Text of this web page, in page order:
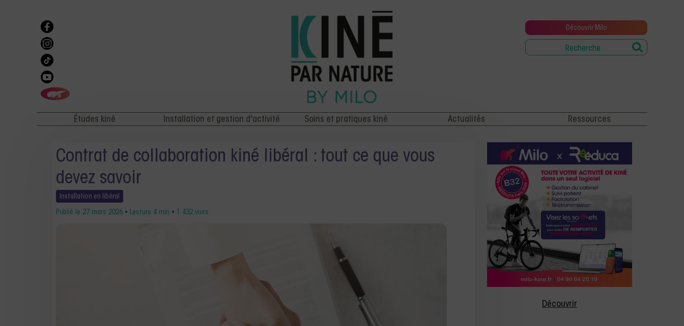
Découvrir Milo
Études kiné Installation et gestion d'activité Soins et pratiques kiné Actualités Ressources
Contrat de collaboration kiné libéral : tout ce que vous
devez savoir
Installation en libéral
Publié le 27 mars 2026 • Lecture 4 min • 1 432 vues
Découvrir